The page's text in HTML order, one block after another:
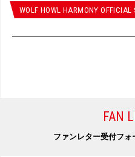
WOLF HOWL HARMONY OFFICIAL
FAN
ファンレター受付フォ